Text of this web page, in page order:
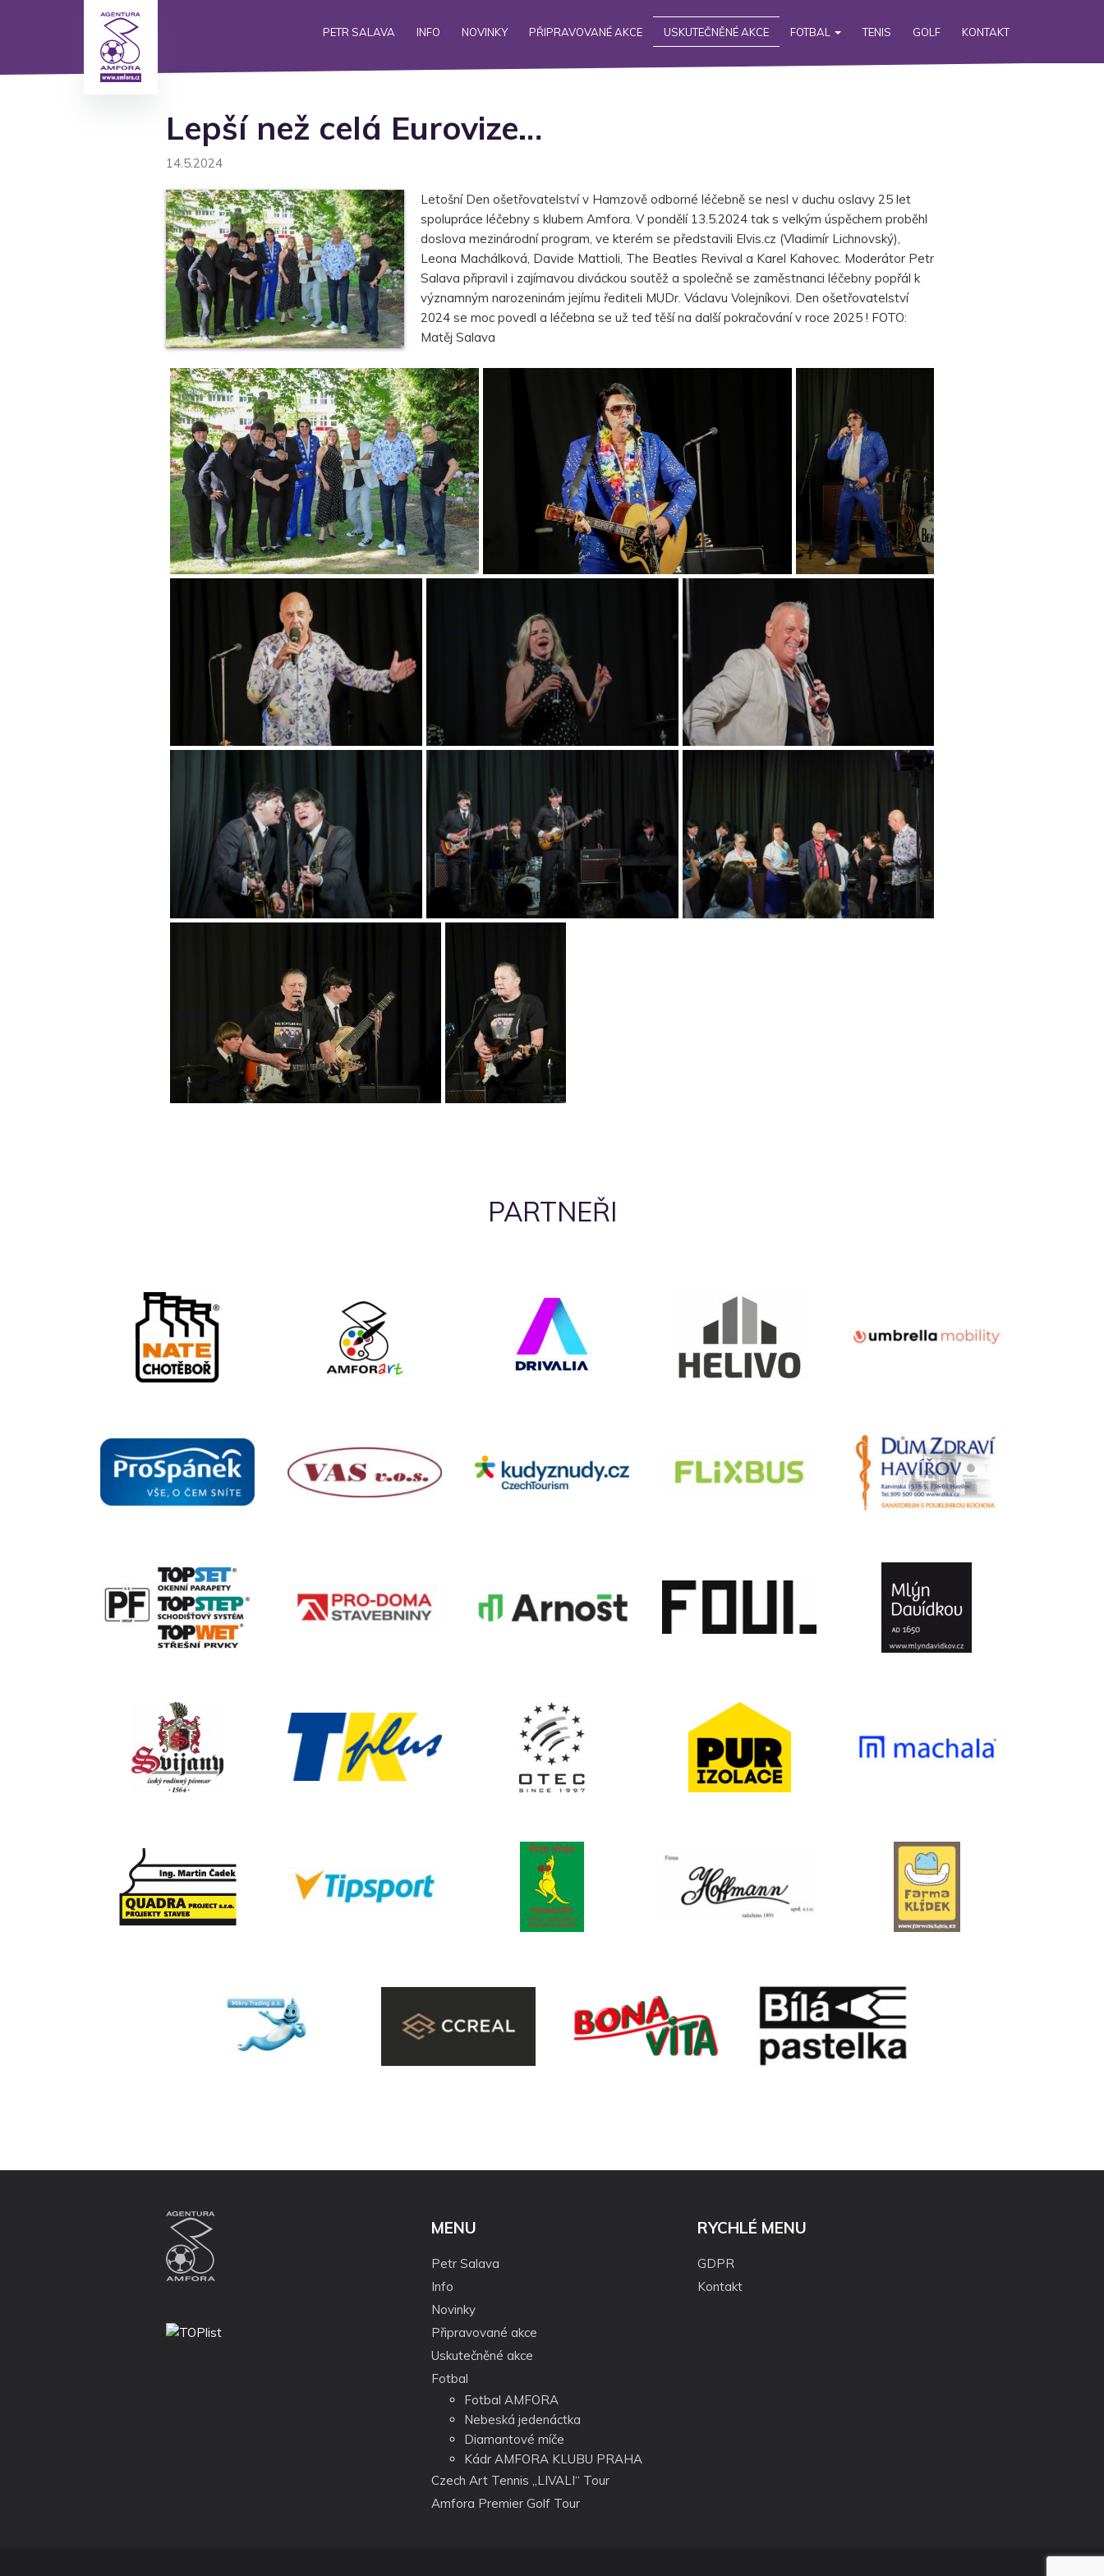
PETR SALAVA INFO NOVINKY PŘIPRAVOVANÉ AKCE USKUTEČNĚNÉ AKCE FOTBAL TENIS GOLF KONTAKT
Lepší než celá Eurovize…
14.5.2024
Letošní Den ošetřovatelství v Hamzově odborné léčebně se nesl v duchu oslavy 25 let
spolupráce léčebny s klubem Amfora. V pondělí 13.5.2024 tak s velkým úspěchem proběhl
doslova mezinárodní program, ve kterém se představili Elvis.cz (Vladimír Lichnovský),
Leona Machálková, Davide Mattioli, The Beatles Revival a Karel Kahovec. Moderátor Petr
Salava připravil i zajímavou diváckou soutěž a společně se zaměstnanci léčebny popřál k
významným narozeninám jejímu řediteli MUDr. Václavu Volejníkovi. Den ošetřovatelství
2024 se moc povedl a léčebna se už teď těší na další pokračování v roce 2025 ! FOTO:
Matěj Salava
PARTNEŘI
MENU
Petr Salava
Info
Novinky
Připravované akce
Uskutečněné akce
Fotbal
Fotbal AMFORA
Nebeská jedenáctka
Diamantové míče
Kádr AMFORA KLUBU PRAHA
Czech Art Tennis „LIVALI“ Tour
Amfora Premier Golf Tour
RYCHLÉ MENU
GDPR
Kontakt